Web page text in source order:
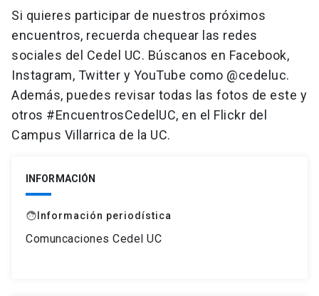
Si quieres participar de nuestros próximos
encuentros, recuerda chequear las redes
sociales del Cedel UC. Búscanos en Facebook,
Instagram, Twitter y YouTube como @cedeluc.
Además, puedes revisar todas las fotos de este y
otros #EncuentrosCedelUC, en el Flickr del
Campus Villarrica de la UC.
INFORMACIÓN
faceInformación periodística
Comuncaciones Cedel UC